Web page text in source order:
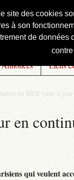
site des cookies
à son
de
Annonces Liens
du RER (mis à
en
qui veulent